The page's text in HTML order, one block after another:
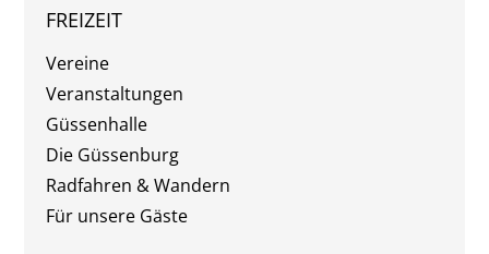
FREIZEIT
Vereine
Veranstaltungen
Güssenhalle
Die Güssenburg
Radfahren & Wandern
Für unsere Gäste